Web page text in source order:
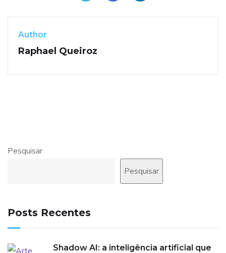
Author
Raphael Queiroz
Pesquisar
Pesquisar
Posts Recentes
Shadow AI: a inteligência artificial que